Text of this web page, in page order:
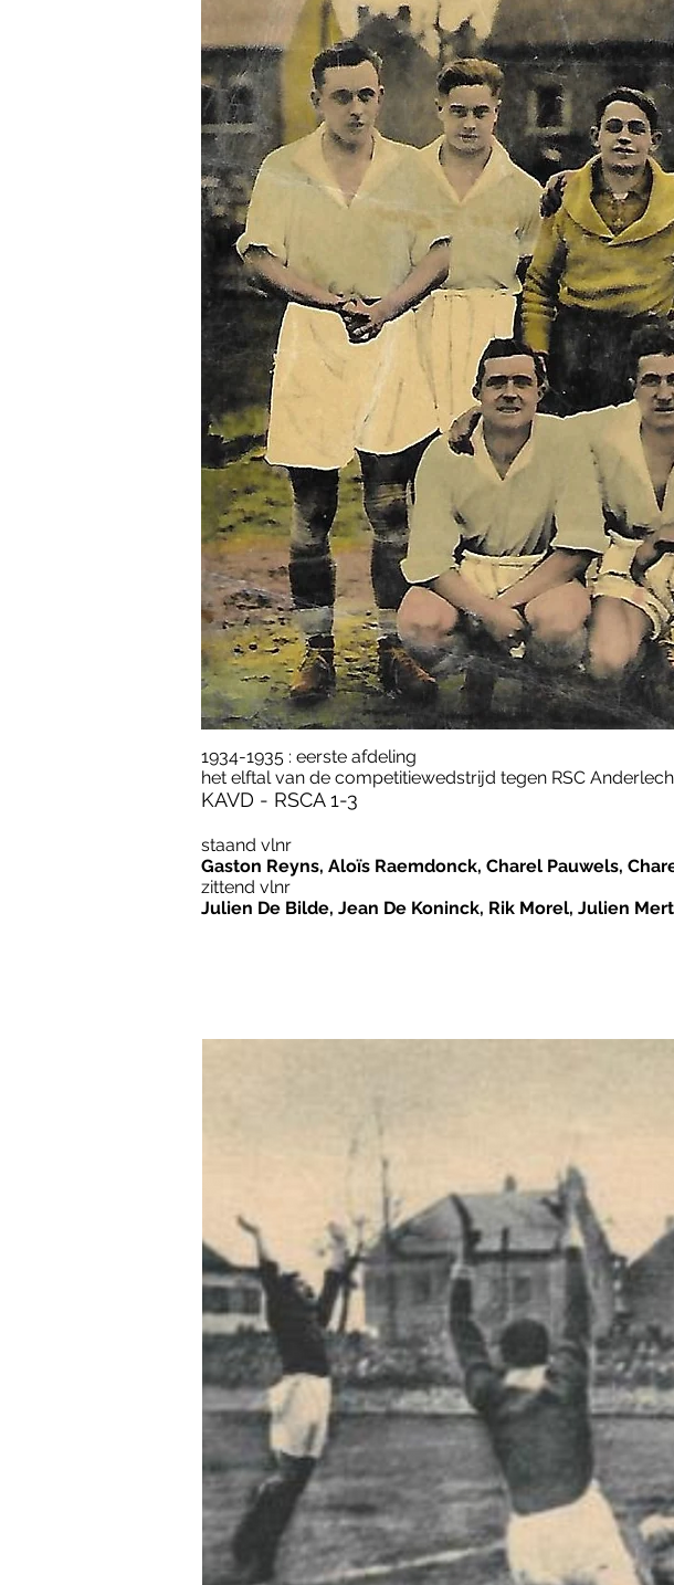
1934-1935 : eerste afdeling
het elftal van de competitiewedstrijd tegen RSC
KAVD - RSCA 1-3
staand vlnr
Gaston Reyns, Aloïs Raemdonck, Charel Pauwels,
zittend vlnr
Julien De Bilde, Jean De Koninck, Rik Morel, Julien